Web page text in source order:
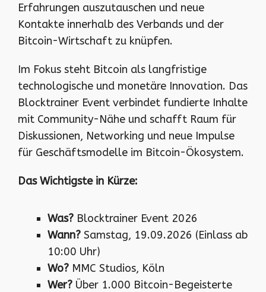
Erfahrungen auszutauschen und neue
Kontakte innerhalb des Verbands und der
Bitcoin-Wirtschaft zu knüpfen.
Im Fokus steht Bitcoin als langfristige
technologische und monetäre Innovation. Das
Blocktrainer Event verbindet fundierte Inhalte
mit Community-Nähe und schafft Raum für
Diskussionen, Networking und neue Impulse
für Geschäftsmodelle im Bitcoin-Ökosystem.
Das Wichtigste in Kürze:
Was? Blocktrainer Event 2026
Wann? Samstag, 19.09.2026 (Einlass ab
10:00 Uhr)
Wo? MMC Studios, Köln
Wer? Über 1.000 Bitcoin-Begeisterte